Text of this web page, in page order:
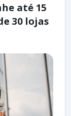
até 15
30 lojas